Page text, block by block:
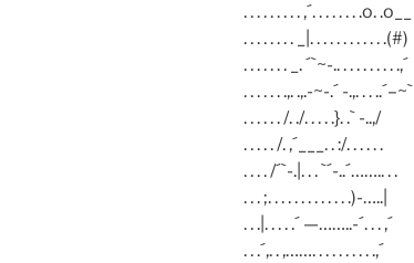
. . . . . . . . . ,´. . . . . . . .o. .o__
. . . . . . . . _|. . . . . . . . . . . .(#)
. . . . . . . _. ´`~-.. . . . . . . . . .,´
. . . . . . .,. .,.-~-.´ -.,. . . ..´–~`
. . . . . . /. ./. . . . .}. .` -..,/
. . . . . /. ,´___. . :/. . . . . .
. . . . /´`-.|. . . `´-..´…….. . .
. . . ;. . . . . . . . . . . . .)-…..|
. . .|. . . . .´ —……..-´. . . ,´
. . .´,. . ,……. . . . . . . . . .,´